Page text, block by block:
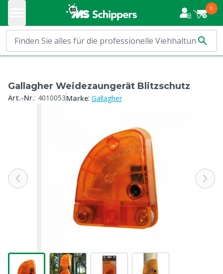
0
Gallagher Weidezaungerät Blitzschutz
Art.-Nr.: 4010053Marke: Gallagher